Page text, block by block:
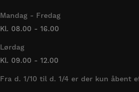
Mandag - Fredag
Kl. 08.00 - 16.00
Lørdag
Kl. 09.00 - 12.00
Fra d. 1/10 til d. 1/4 er der kun åbent